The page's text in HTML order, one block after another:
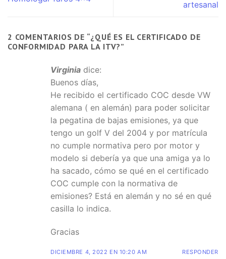
artesanal
2 COMENTARIOS DE “¿QUÉ ES EL CERTIFICADO DE
CONFORMIDAD PARA LA ITV?”
Virginia dice:
Buenos días,
He recibido el certificado COC desde VW
alemana ( en alemán) para poder solicitar
la pegatina de bajas emisiones, ya que
tengo un golf V del 2004 y por matrícula
no cumple normativa pero por motor y
modelo si debería ya que una amiga ya lo
ha sacado, cómo se qué en el certificado
COC cumple con la normativa de
emisiones? Está en alemán y no sé en qué
casilla lo indica.
Gracias
DICIEMBRE 4, 2022 EN 10:20 AM RESPONDER